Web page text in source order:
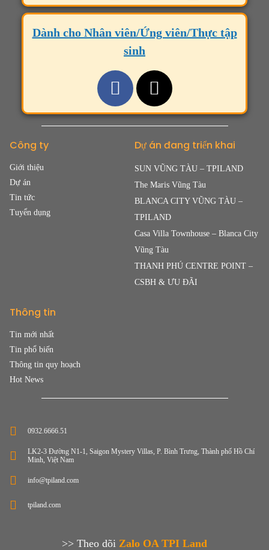
Dành cho Nhân viên/Ứng viên/Thực tập
sinh
Công ty
Giới thiệu
Dự án
Tin tức
Tuyển dụng
Dự án đang triển khai
SUN VŨNG TÀU – TPILAND
The Maris Vũng Tàu
BLANCA CITY VŨNG TÀU –
TPILAND
Casa Villa Townhouse – Blanca City
Vũng Tàu
THANH PHÚ CENTRE POINT –
CSBH & ƯU ĐÃI
Thông tin
Tin mới nhất
Tin phổ biến
Thông tin quy hoạch
Hot News
0932.6666.51
LK2-3 Đường N1-1, Saigon Mystery Villas, P. Bình Trưng, Thành phố Hồ Chí
Minh, Việt Nam
info@tpiland.com
tpiland.com
>> Theo dõi Zalo OA TPI Land